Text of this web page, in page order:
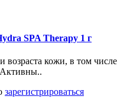
SPA Therapy 1 г
возраста кожи, в том числе
зарегистрироваться